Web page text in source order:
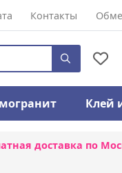
Контакты
Клей
доставка по